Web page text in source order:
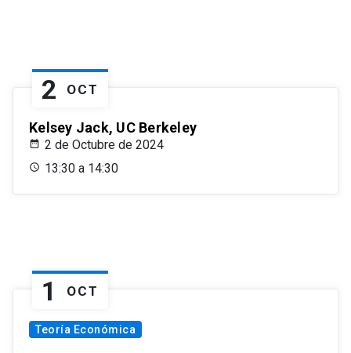
2 OCT
Kelsey Jack, UC Berkeley
2 de Octubre de 2024
13:30 a 14:30
1 OCT
Teoría Económica